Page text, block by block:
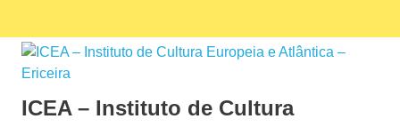
content
ICEA – Instituto de Cultura